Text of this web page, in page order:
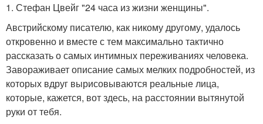
1. Стефан Цвейг "24 часа из жизни женщины".
Австрийскому писателю, как никому другому, удалось
откровенно и вместе с тем максимально тактично
рассказать о самых интимных переживаниях человека.
Завораживает описание самых мелких подробностей, из
которых вдруг вырисовываются реальные лица,
которые, кажется, вот здесь, на расстоянии вытянутой
руки от тебя.